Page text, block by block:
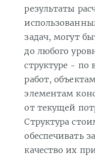
результаты
задач, могут
до любого
структуре - по
работ,
элементам
от текущей
Структура
обеспечивать
качество их